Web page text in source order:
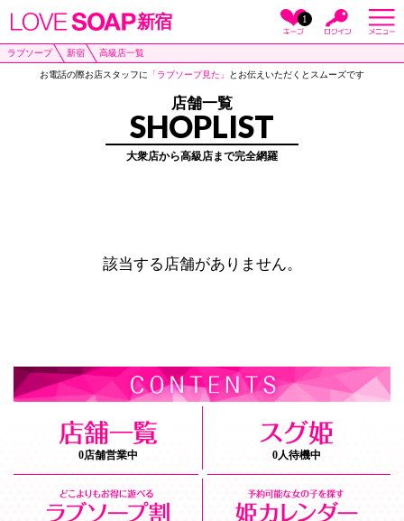
新宿 1
ラブソープ 新宿 高級店一覧
お電話の際お店スタッフに 「ラブソープ見た」 とお伝えいただくとスムーズです
店舗一覧
SHOPLIST
大衆店から高級店まで完全網羅
該当する店舗がありません。
0店舗営業中 0人待機中